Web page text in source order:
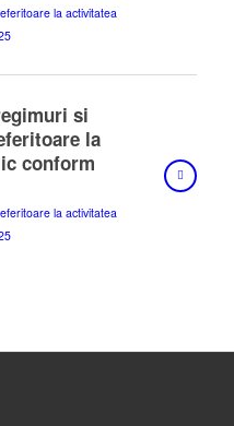
la activitatea
si
la
conform
la activitatea